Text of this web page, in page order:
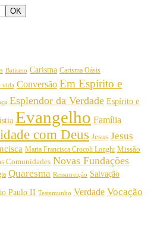
Batismo Carisma Carisma Oásis
vida Conversão Em Espírito e
Esplendor da Verdade Espírito e
Evangelho Família
com Deus Jesus Jesus
Maria Francisca Crocoli Longhi Missão
Comunidades Novas Fundações
Quaresma Ressurreição Salvação
Paulo II Testemunho Verdade Vocação